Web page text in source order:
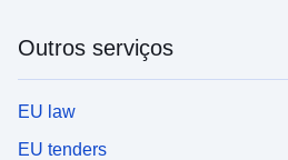
Outros serviços
EU law
EU tenders